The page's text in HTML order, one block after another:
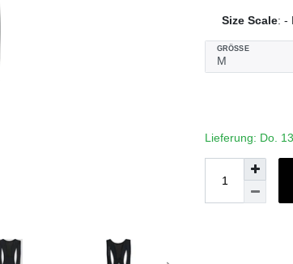
Size Scale: -
GRÖSSE
Lieferung: Do.